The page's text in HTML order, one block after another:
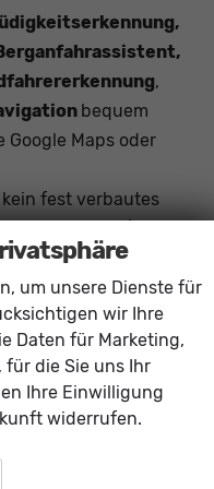
,
bequem
Maps oder
fest verbautes
Navigationüber
(z.B. Google Maps
Fahrzeugbildschirm
um unsere Dienste für
wir Ihre
Daten für Marketing,
die Sie uns Ihr
Ihre Einwilligung
widerrufen.